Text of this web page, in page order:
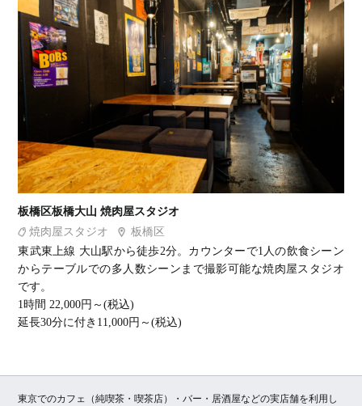
板橋区板橋大山 焼肉屋スタジオ
焼肉屋スタジオ
板橋区
東武東上線 大山駅から徒歩2分。カウンターで1人の飲食シーン
からテーブルでの多人数シーンまで撮影可能な焼肉屋スタジオ
です。
1時間 22,000円～(税込)
延長30分に付き11,000円～(税込)
東京でのカフェ（純喫茶・喫茶店）・バー・居酒屋などの実店舗を利用し